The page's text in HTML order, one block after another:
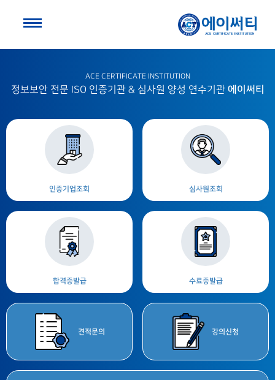
ACE CERTIFICATE INSTITUTION
정보보안 전문 ISO 인증기관 & 심사원 양성 연수기관 에이써티
인증기업조회 심사원조회
합격증발급 수료증발급
견적문의 강의 신청